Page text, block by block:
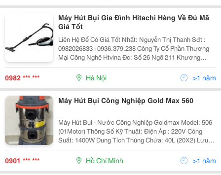
Máy Hút Bụi Gia Đình Hitachi Hàng Về Đủ Mã
Giá Tốt
Liên Hệ Để Có Giá Tốt Nhất: Nguyễn Thị Thanh Sđt :
0982026833 | 0936.379.238 Công Ty Cổ Phần Thương
Mại Công Nghệ Htvina Đc: Số 26 Ngõ 211 Khương
Trung &Ndash; Thanh Xuân &Ndash; Hà Nội Yahoo
:Nguyenthanh6685 Website: Http://Sieuthiht.com
0982 *** *** Hà Nội >1 năm
Máy Hút Bụi Công Nghiệp Gold Max 560
Máy Hút Bụi - Nước Công Nghiệp Goldmax Model: 506
(01Motor) Thông Số Kỹ Thuật: Điện Áp : 220V Công
Suất: 1400W Dung Tích Thùng Chứa: 40L (20X2) Lưu
Lượng Khí: 150L/S Cân Nặng: 10.3Kg Dây Điện: 4.5M
Chức Năng: Hút K
0901 *** *** Hồ Chí Minh >1 năm